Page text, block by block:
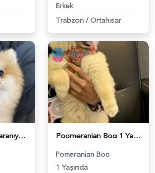
Erkek
Trabzon / Ortahisar
Dişi pomeranian aranıyor ciflestirmek için 3 kg - 118984387 Poomeranian Boo 1 Yaşında Köpeğim Eş Arıyor - 118984093
Pomeranian Boo
1 Yaşında